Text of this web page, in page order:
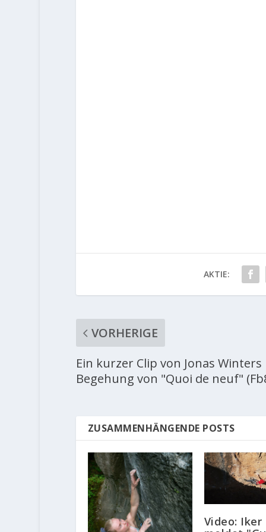
AKTIE:
VORHERIGE
Ein kurzer Clip von Jonas Winters
Begehung von "Quoi de neuf"
ZUSAMMENHÄNGENDE POSTS
Video: Iker